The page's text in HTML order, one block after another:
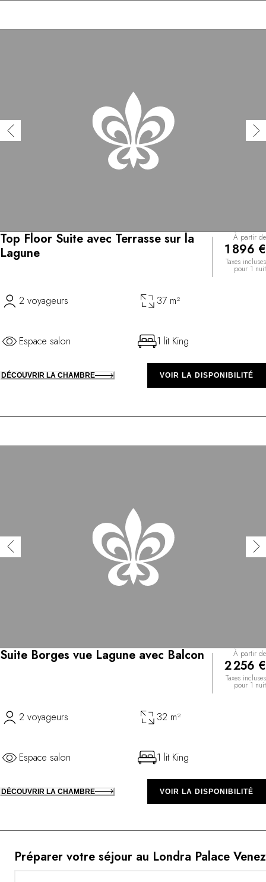
Préparer votre séjour au Londra Palace
Top Floor Suite avec Terrasse sur la
Lagune
À partir de
1 896 €
Taxes incluses
pour 1 nuit
2 voyageurs 37 m²
Espace salon 1 lit King
DÉCOUVRIR LA CHAMBRE VOIR LA DISPONIBILITÉ
Suite Borges vue Lagune avec Balcon À partir de
2 256 €
Taxes incluses
pour 1 nuit
2 voyageurs 32 m²
Espace salon 1 lit King
DÉCOUVRIR LA CHAMBRE VOIR LA DISPONIBILITÉ